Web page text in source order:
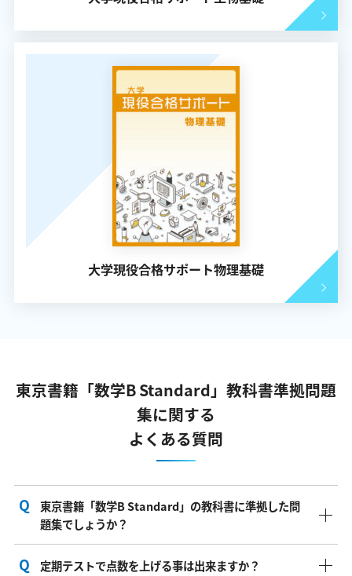
大学現役合格サポート物理基礎
東京書籍「数学B Standard」教科書準拠問題
集に関する
よくある質問
東京書籍「数学B Standard」の教科書に準拠した問
題集でしょうか？
はい。そうです。高校教科書サポートPlusは東京書籍
定期テストで点数を上げる事は出来ますか？